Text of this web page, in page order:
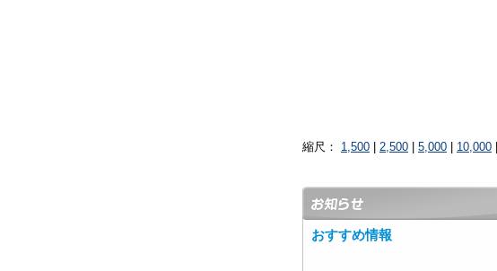
縮尺： 1,500 2,500 5,000 10,000
おすすめ情報